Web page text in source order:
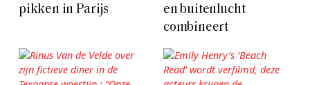
pikken in Parijs
en buitenlucht
combineert